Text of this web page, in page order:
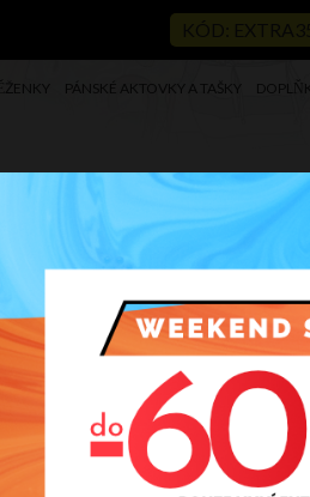
PÁNSKÉ AKTOVKY A TAŠKY
na mnoho